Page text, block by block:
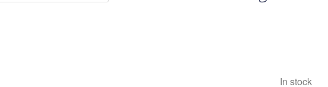
In stock